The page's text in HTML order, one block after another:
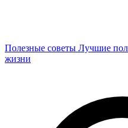
Полезные советы Лучшие
жизни